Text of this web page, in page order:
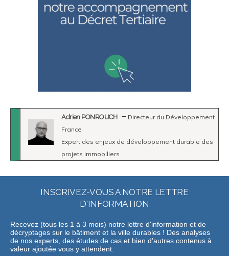
Adrien PONROUCH
Directeur du Développement
France
Expert des enjeux de développement durable des
projets immobiliers
INSCRIVEZ-VOUS A NOTRE LETTRE
D'INFORMATION
Recevez (tous les 1 à 3 mois) notre lettre d'information et de
décryptages sur le bâtiment et la ville durables ! Des analyses
de nos experts, des études de cas et bien d’autres contenus à
valeur ajoutée vous y attendent.